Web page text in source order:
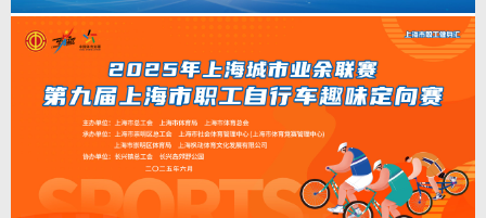
6
人人讲安全，个个会应急——查找身边安全隐
患：浦东公交开展2025年生产安全事故应急救
援演练
人人讲安全，个个会应急——查找身边安全隐患：浦东公交开展2025年生产
安全事故应急救援演练，今年6月是第24个全国“安全生产月”，结合安全生产
月“人人讲安全，个个会应急——查找身边安全隐患”的活动主题，6月18日，
浦东公交开展生产安全事故应急救援演练。在浦东新区建交委综交处和浦东新
区道运中心指导下，本次演练由浦东公交主办，金高公交承办。